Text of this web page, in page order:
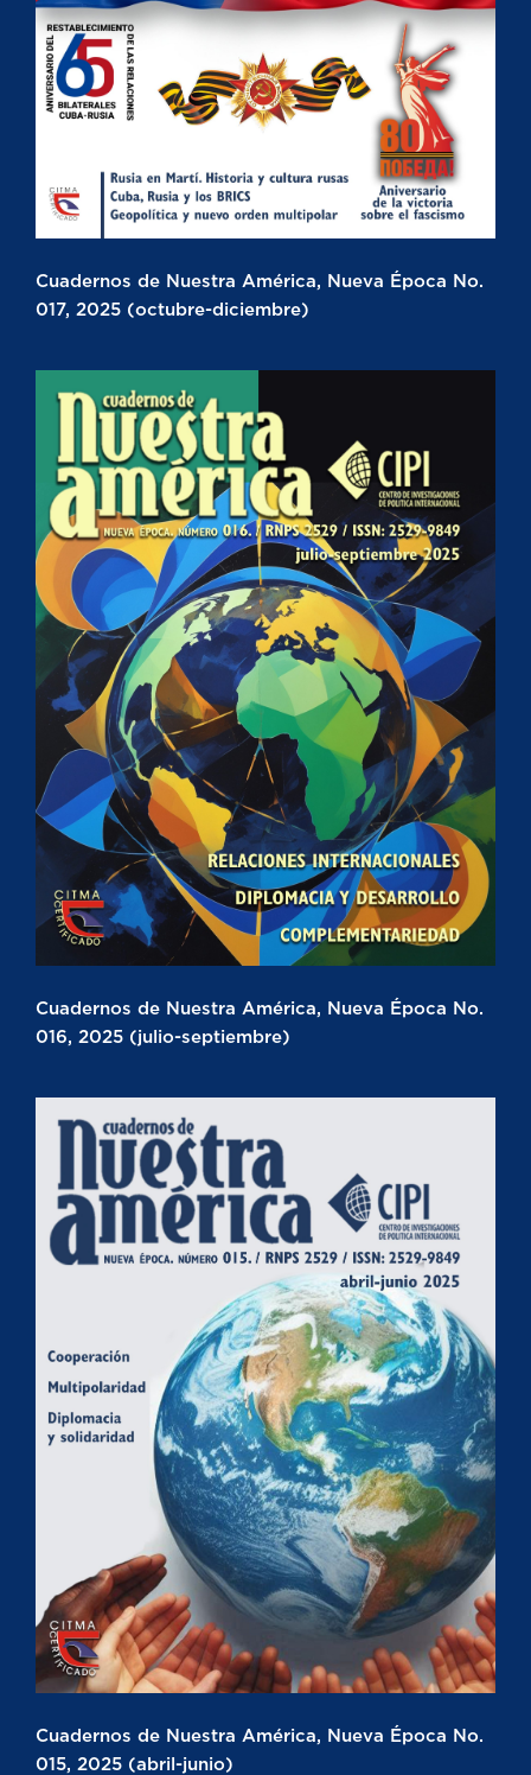
Cuadernos de Nuestra América, Nueva Época No.
017, 2025 (octubre-diciembre)
Cuadernos de Nuestra América, Nueva Época No.
016, 2025 (julio-septiembre)
Cuadernos de Nuestra América, Nueva Época No.
015, 2025 (abril-junio)